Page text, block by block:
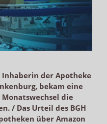
Inhaberin der Apotheke
bekam eine
Monatswechsel die
/ Das Urteil des BGH
über Amazon